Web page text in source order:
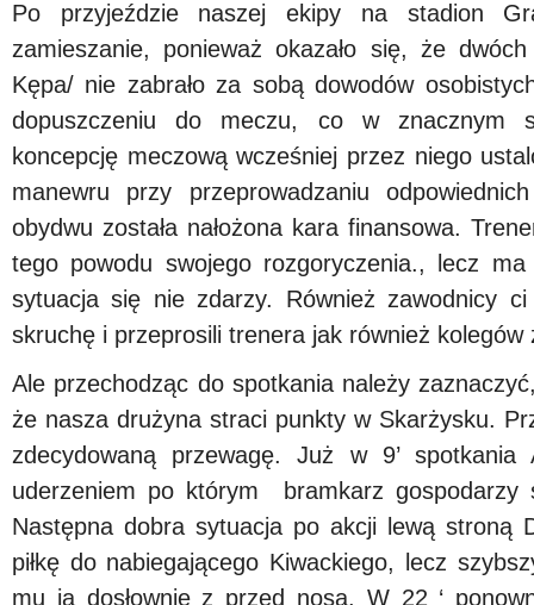
Po przyjeździe naszej ekipy na stadion
zamieszanie, ponieważ okazało się, że
Kępa/ nie zabrało za sobą dowodów
dopuszczeniu do meczu, co w znacznym
koncepcję meczową wcześniej przez niego
manewru przy przeprowadzaniu
obydwu została nałożona kara finansowa.
tego powodu swojego rozgoryczenia., lecz
sytuacja się nie zdarzy. Również zawodnicy
skruchę i przeprosili trenera jak również kolegów
Ale przechodząc do spotkania należy
że nasza drużyna straci punkty w Skarżysku.
zdecydowaną przewagę. Już w 9’
uderzeniem po którym bramkarz gospodarzy
Następna dobra sytuacja po akcji lewą stroną
piłkę do nabiegającego Kiwackiego, lecz
mu ją dosłownie z przed nosa. W 22 ‘